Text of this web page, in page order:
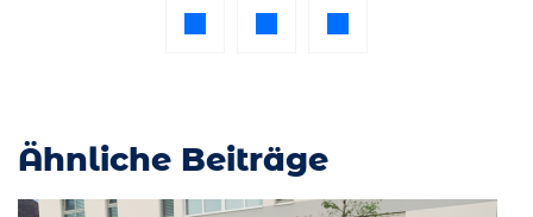
Ähnliche Beiträge